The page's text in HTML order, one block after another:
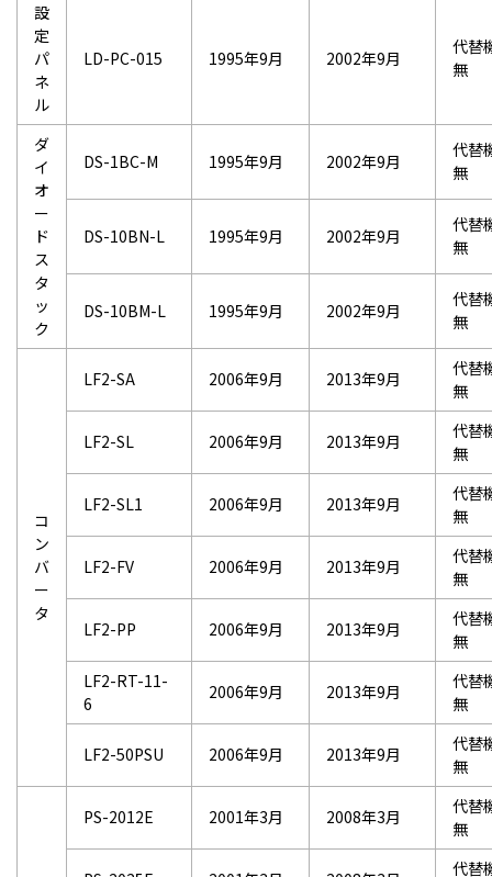
設
定
パ
ネ
ル
LD-PC-015 1995年9月 2002年9月
代替
無
ダ
イ
オ
ー
ド
ス
タ
ッ
ク
DS-1BC-M 1995年9月 2002年9月
代替
無
DS-10BN-L 1995年9月 2002年9月
代替
無
DS-10BM-L 1995年9月 2002年9月
代替
無
コ
ン
バ
ー
タ
LF2-SA 2006年9月 2013年9月
代替
無
LF2-SL 2006年9月 2013年9月
代替
無
LF2-SL1 2006年9月 2013年9月
代替
無
LF2-FV 2006年9月 2013年9月
代替
無
LF2-PP 2006年9月 2013年9月
代替
無
LF2-RT-11-
6
2006年9月 2013年9月
代替
無
LF2-50PSU 2006年9月 2013年9月
代替
無
PS-2012E 2001年3月 2008年3月
代替
無
代替